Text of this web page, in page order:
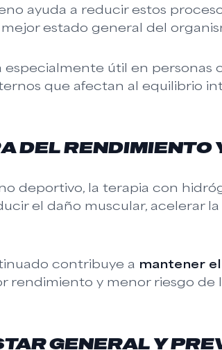
ayuda a reducir estos
estado general del
especialmente útil en personas
que afectan al equilibrio
DEL RENDIMIENTO
deportivo, la terapia con
el daño muscular, acelerar
contribuye a mantener
rendimiento y menor riesgo de
GENERAL Y